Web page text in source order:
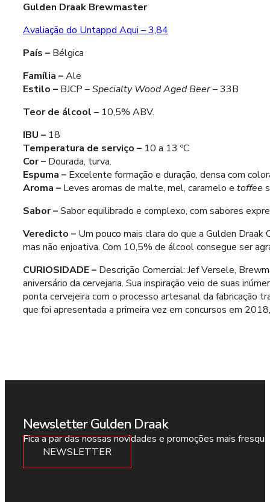
Gulden Draak Brewmaster
Avaliação do Untappd Aqui – 3,84
País – Bélgica
Família –Ale
Estilo – BJCP –Specialty Wood Aged Beer– 33B
Teor de álcool – 10,5% ABV.
IBU – 18
Temperatura de serviço – 10 a 13 ºC
Cor – Dourada, turva.
Espuma – Excelente formação e duração, densa com
Aroma – Leves aromas de malte, mel, caramelo e toffee
Sabor –Sabor equilibrado e complexo, com sabores
Veredicto – Um pouco mais clara do que a Gulden
mas não enjoativa. Com 10,5% de álcool consegue ser
CURIOSIDADE – Descrição Comercial: Jef Versele,
aniversário da cervejaria. Sua inspiração veio de suas
ponta cervejeira com o processo artesanal da fabricação
que foi apresentada a primeira vez em concursos em
Newsletter Gulden Draak
Fica a par das nossas novidades e promoções mais
NEWSLETTER